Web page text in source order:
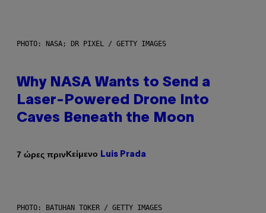
PHOTO: NASA; DR PIXEL / GETTY IMAGES
Why NASA Wants to Send a
Laser-Powered Drone Into
Caves Beneath the Moon
7 ώρες πρινΚείμενο Luis Prada
PHOTO: BATUHAN TOKER / GETTY IMAGES